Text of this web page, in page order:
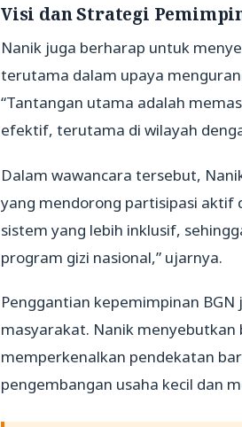
Visi dan Strategi
Nanik juga berharap untuk
terutama dalam upaya
“Tantangan utama adalah
efektif, terutama di wilayah
Dalam wawancara tersebut,
yang mendorong partisipasi aktif
sistem yang lebih inklusif,
program gizi nasional,” ujarnya.
Penggantian kepemimpinan
masyarakat. Nanik
memperkenalkan pendekatan
pengembangan usaha kecil dan